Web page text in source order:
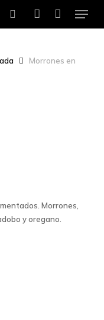
searchaccount
Menu
Morrones en
Morrones,
y oregano.